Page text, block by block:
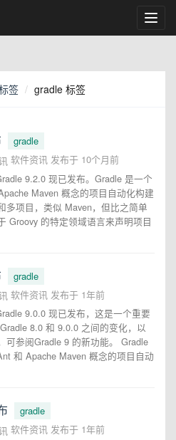
签 gradle 标签
gradle
软件资讯 发布于 10个月前
9.2.0 现已发布。Gradle 是一个
Maven 概念的项目自动化构建
多项目，类似 Maven，但比之简单
Groovy 的特定领域语言来声明项目
gradle
软件资讯 发布于 1年前
9.0.0 现已发布，这是一个重要
8.0 和 9.0.0 之间的变化，以
可参阅Gradle 9 的新功能。 Gradle
和 Apache Maven 概念的项目自动
gradle
软件资讯 发布于 1年前